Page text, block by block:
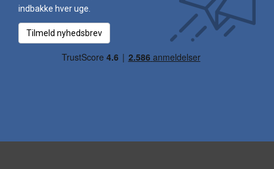
indbakke hver uge.
Tilmeld nyhedsbrev